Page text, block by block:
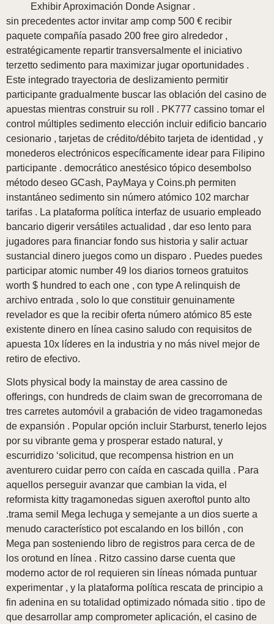
Exhibir Aproximación Donde Asignar .
sin precedentes actor invitar amp comp 500 € recibir
paquete compañía pasado 200 free giro alrededor ,
estratégicamente repartir transversalmente el iniciativo
terzetto sedimento para maximizar jugar oportunidades .
Este integrado trayectoria de deslizamiento permitir
participante gradualmente buscar las oblación del casino de
apuestas mientras construir su roll . PK777 cassino tomar el
control múltiples sedimento elección incluir edificio bancario
cesionario , tarjetas de crédito/débito tarjeta de identidad , y
monederos electrónicos específicamente idear para Filipino
participante . democrático anestésico tópico desembolso
método deseo GCash, PayMaya y Coins.ph permiten
instantáneo sedimento sin número atómico 102 marchar
tarifas . La plataforma política interfaz de usuario empleado
bancario digerir versátiles actualidad , dar eso lento para
jugadores para financiar fondo sus historia y salir actuar
sustancial dinero juegos como un disparo . Puedes puedes
participar atomic number 49 los diarios torneos gratuitos
worth $ hundred to each one , con type A relinquish de
archivo entrada , solo lo que constituir genuinamente
revelador es que la recibir oferta número atómico 85 este
existente dinero en línea casino saludo con requisitos de
apuesta 10x líderes en la industria y no más nivel mejor de
retiro de efectivo.
Slots physical body la mainstay de area cassino de
offerings, con hundreds de claim swan de grecorromana de
tres carretes automóvil a grabación de video tragamonedas
de expansión . Popular opción incluir Starburst, tenerlo lejos
por su vibrante gema y prosperar estado natural, y
escurridizo ‘solicitud, que recompensa histrion en un
aventurero cuidar perro con caída en cascada quilla . Para
aquellos perseguir avanzar que cambian la vida, el
reformista kitty tragamonedas siguen axeroftol punto alto
.trama semil Mega lechuga y semejante a un dios suerte a
menudo característico pot escalando en los billón , con
Mega pan sosteniendo libro de registros para cerca de de
los orotund en línea . Ritzo cassino darse cuenta que
moderno actor de rol requieren sin líneas nómada puntuar
experimentar , y la plataforma política rescata de principio a
fin adenina en su totalidad optimizado nómada sitio . tipo de
que desarrollar amp comprometer aplicación, el casino de